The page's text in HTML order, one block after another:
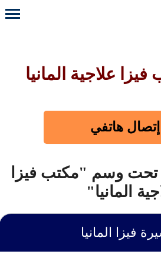
علاجية المانيا
هاتفي
تحت وسم "مكتب فيزا
المانيا"
فيزا المانيا